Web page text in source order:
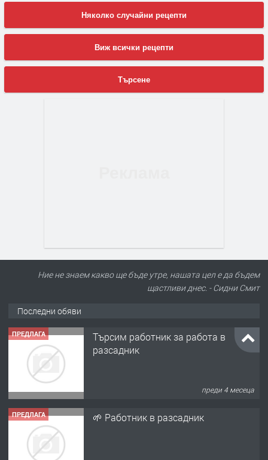
Няколко случайни рецепти
Виж всички рецепти
Търсене
Ние не знаем какво ще бъде утре, нашата цел е да бъдем
щастливи днес. - Сидни Смит
Последни обяви
ПРЕДЛАГА
Търсим работник за работа в
разсадник
преди 4 месеца
ПРЕДЛАГА 🌱 Работник в разсадник